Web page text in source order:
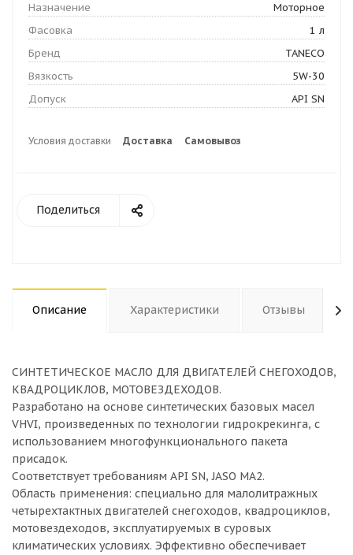
Назначение
Моторное
Фасовка
1 л
Бренд
TANECO
Вязкость
5W-30
Допуск
API SN
Условия доставки Доставка Самовывоз
Поделиться
Описание Характеристики Отзывы
СИНТЕТИЧЕСКОЕ МАСЛО ДЛЯ ДВИГАТЕЛЕЙ СНЕГОХОДОВ,
КВАДРОЦИКЛОВ, МОТОВЕЗДЕХОДОВ.
Разработано на основе синтетических базовых масел
VHVI, произведенных по технологии гидрокрекинга, с
использованием многофункционального пакета
присадок.
Соответствует требованиям API SN, JASO MA2.
Область применения: специально для малолитражных
четырехтактных двигателей снегоходов, квадроциклов,
мотовездеходов, эксплуатируемых в суровых
климатических условиях. Эффективно обеспечивает